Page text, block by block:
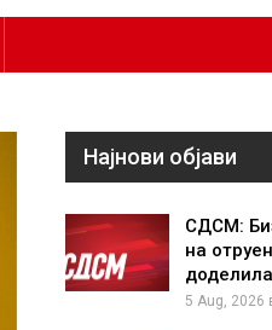
Најнови објави
СДСМ:
на
5 Aug, 2026